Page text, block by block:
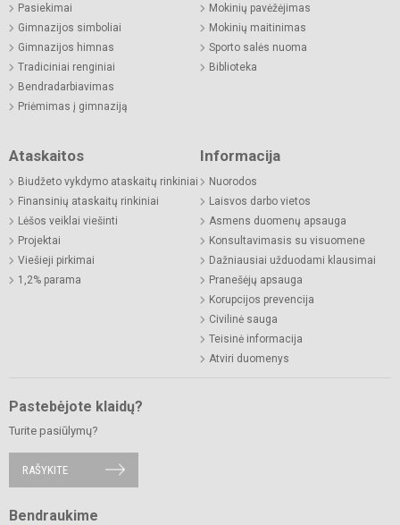
Pasiekimai
Gimnazijos simboliai
Gimnazijos himnas
Tradiciniai renginiai
Bendradarbiavimas
Priėmimas į gimnaziją
Mokinių pavėžėjimas
Mokinių maitinimas
Sporto salės nuoma
Biblioteka
Ataskaitos
Biudžeto vykdymo ataskaitų rinkiniai
Finansinių ataskaitų rinkiniai
Lėšos veiklai viešinti
Projektai
Viešieji pirkimai
1,2% parama
Informacija
Nuorodos
Laisvos darbo vietos
Asmens duomenų apsauga
Konsultavimasis su visuomene
Dažniausiai užduodami klausimai
Pranešėjų apsauga
Korupcijos prevencija
Civilinė sauga
Teisinė informacija
Atviri duomenys
Pastebėjote klaidų?
Turite pasiūlymų?
RAŠYKITE
Bendraukime